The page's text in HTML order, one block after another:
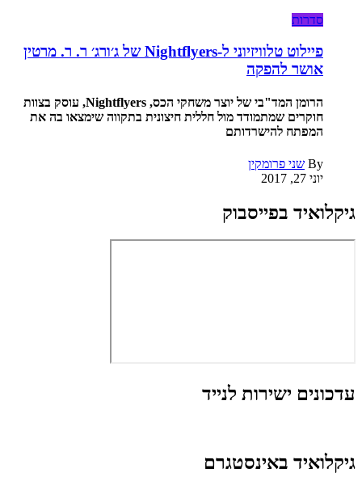
סדרות
פיילוט טלוויזיוני ל-Nightflyers של ג׳ורג׳ ר. ר. מרטין
אושר להפקה
הרומן המד"בי של יוצר משחקי הכס, Nightflyers, עוסק בצוות
חוקרים שמתמודד מול חללית חיצונית בתקווה שימצאו בה את
המפתח להישרדותם
By שני פרומקין
יוני 27, 2017
גיקלואיד בפייסבוק
עדכונים ישירות לנייד
גיקלואיד באינסטגרם